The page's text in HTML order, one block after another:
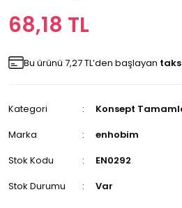
68,18 TL
Bu ürünü 7,27 TL’den başlayan
Kategori
Konsept
Marka
enhobim
Stok Kodu
EN0292
Stok Durumu
Var